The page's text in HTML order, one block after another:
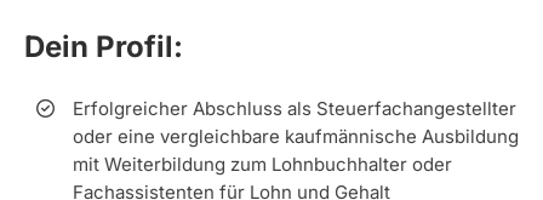
Dein Profil:
Erfolgreicher Abschluss als Steuerfachangestellter
oder eine vergleichbare kaufmännische Ausbildung
mit Weiterbildung zum Lohnbuchhalter oder
Fachassistenten für Lohn und Gehalt